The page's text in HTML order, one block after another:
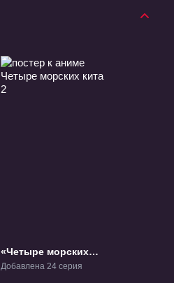
«Четыре морских
кита 2» ТВ-2
Добавлена 24 серия